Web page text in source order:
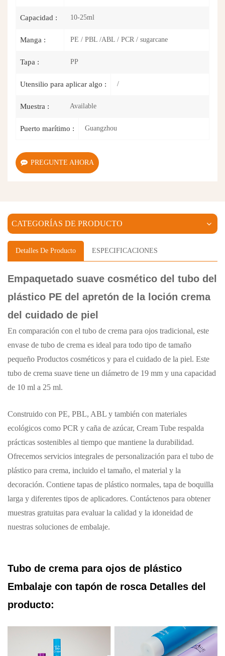
Capacidad : 10-25ml
Manga : PE / PBL /ABL / PCR / sugarcane
Tapa : PP
Utensilio para aplicar algo : /
Muestra : Available
Puerto marítimo : Guangzhou
PREGUNTE AHORA
CATEGORÍAS DE PRODUCTO
Detalles De Producto ESPECIFICACIONES
Empaquetado suave cosmético del tubo del
plástico PE del apretón de la loción crema
del cuidado de piel
En comparación con el tubo de crema para ojos tradicional, este
envase de tubo de crema es ideal para todo tipo de tamaño
pequeño Productos cosméticos y para el cuidado de la piel. Este
tubo de crema suave tiene un diámetro de 19 mm y una capacidad
de 10 ml a 25 ml.
Construido con PE, PBL, ABL y también con materiales
ecológicos como PCR y caña de azúcar, Cream Tube respalda
prácticas sostenibles al tiempo que mantiene la durabilidad.
Ofrecemos servicios integrales de personalización para el tubo de
plástico para crema, incluido el tamaño, el material y la
decoración. Contiene tapas de plástico normales, tapa de boquilla
larga y diferentes tipos de aplicadores. Contáctenos para obtener
muestras gratuitas para evaluar la calidad y la idoneidad de
nuestras soluciones de embalaje.
Tubo de crema para ojos de plástico
Embalaje con tapón de rosca Detalles del
producto: